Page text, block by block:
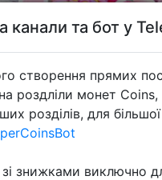
канали та бот у
створення прямих
роздліли монет Coins,
розділів, для більшої
знижками виключно